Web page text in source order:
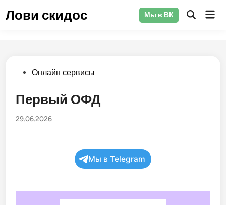
Лови скидос Мы в ВК
Открыть
Опубликовано
Онлайн сервисы
Первый ОФД
29.06.2026
Мы в Telegram